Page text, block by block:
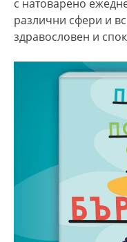
с натоварено
различни сфери и
здравословен и